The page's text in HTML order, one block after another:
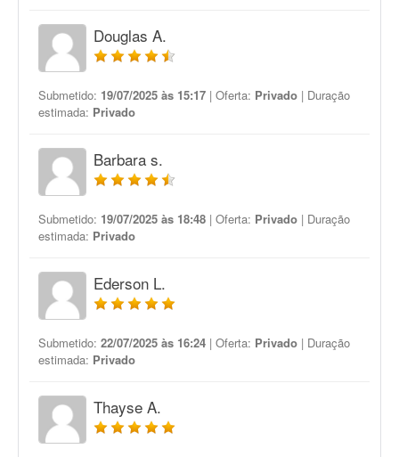
Douglas A.
Submetido: 19/07/2025 às 15:17 | Oferta: Privado | Duração
estimada: Privado
Barbara s.
Submetido: 19/07/2025 às 18:48 | Oferta: Privado | Duração
estimada: Privado
Ederson L.
Submetido: 22/07/2025 às 16:24 | Oferta: Privado | Duração
estimada: Privado
Thayse A.